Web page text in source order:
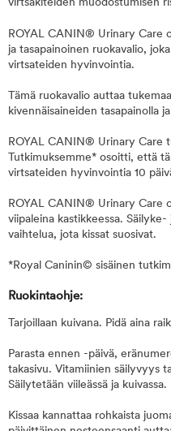
virtsakiteiden muodostumisen
ROYAL CANIN® Urinary Care
ja tasapainoinen ruokavalio,
virtsateiden hyvinvointia.
Tämä ruokavalio auttaa
kivennäisaineiden tasapainolla
ROYAL CANIN® Urinary Care
Tutkimuksemme* osoitti, että
virtsateiden hyvinvointia 10
ROYAL CANIN® Urinary Care
viipaleina kastikkeessa.
vaihtelua, jota kissat suosivat.
*Royal Caninin© sisäinen
Ruokintaohje:
Tarjoillaan kuivana. Pidä aina
Parasta ennen -päivä,
takasivu. Vitamiinien säilyvyys
Säilytetään viileässä ja kuivassa.
Kissaa kannattaa rohkaista